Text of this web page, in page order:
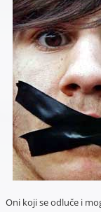
Oni koji se odluče i